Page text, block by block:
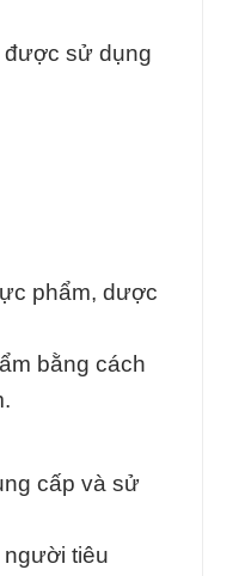
được sử dụng
phẩm, dược
bằng cách
cấp và sử
tiêu